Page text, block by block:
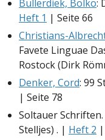
Bullerdiek, Bolko:
Heft 1 | Seite 66
Christians-
Favete Linguae
Rostock (Dirk
Denker, Cord: 99
| Seite 78
Soltauer
Stelljes) . | Heft 2